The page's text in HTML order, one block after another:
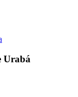
Urabá